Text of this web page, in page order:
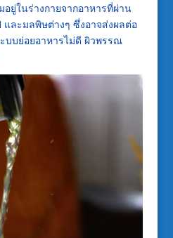
ยู่ในร่างกายจากอาหารที่ผ่าน
และมลพิษต่างๆ ซึ่งอาจส่งผลต่อ
บบย่อยอาหารไม่ดี ผิวพรรณ